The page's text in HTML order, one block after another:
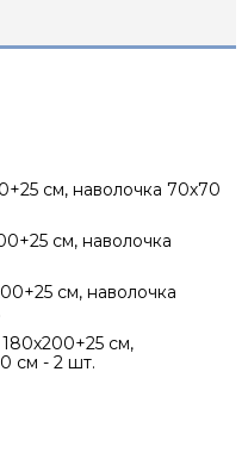
см, наволочка 70х70
см, наволочка
см, наволочка
см,
см - 2 шт.